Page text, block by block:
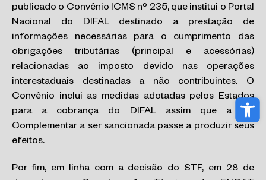
publicado o Convênio ICMS nº 235, que institui o Portal
Nacional do DIFAL destinado a prestação de
informações necessárias para o cumprimento das
obrigações tributárias (principal e acessórias)
relacionadas ao imposto devido nas operações
interestaduais destinadas a não contribuintes. O
Convênio inclui as medidas adotadas pelos Estados
para a cobrança do DIFAL assim que a Lei
Complementar a ser sancionada passe a produzir seus
efeitos.
Por fim, em linha com a decisão do STF, em 28 de